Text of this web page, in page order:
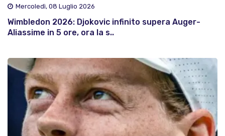
Mercoledì, 08 Luglio 2026
Wimbledon 2026: Djokovic infinito supera Auger-
Aliassime in 5 ore, ora la s..